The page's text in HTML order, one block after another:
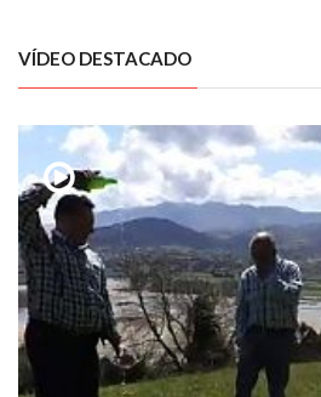
VÍDEO DESTACADO